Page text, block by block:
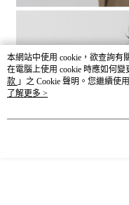
本網站中使用 cookie，欲查詢有
在電腦上使用 cookie 時應如何
款 」之 Cookie 聲明。您繼續使
之 Cookie 聲明使用 cookie。
了解更多 >